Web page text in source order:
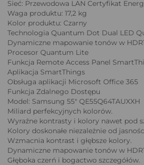
Sieć: Przewodowa LAN Certyfikat
Waga produktu: 17,2 kg
Kolor produktu: Czarny
Technologia Quantum Dot Dual LED
Dynamiczne mapowanie tonów w
Procesor Quantum Lite
Funkcja Remote Access Panel
Aplikacja SmartThings
Obsługa aplikacji Microsoft Office 365
Funkcja Zdalnego Dostępu
Model: Samsung 55" QE55Q64TAUXXH
Miliard perfekcyjnych kolorów.
Wyraźne kontrasty i kolory nawet pod
Kolory doskonałe niezależnie od
Wzmacnia kontrast i głębsze kolory.
Dynamiczne mapowanie tonów w
Głęboka czerń i bogactwo szczegółów.